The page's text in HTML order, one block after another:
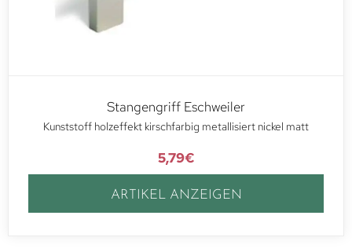
Stangengriff Eschweiler
Kunststoff holzeffekt kirschfarbig metallisiert nickel matt
5,79€
ARTIKEL ANZEIGEN